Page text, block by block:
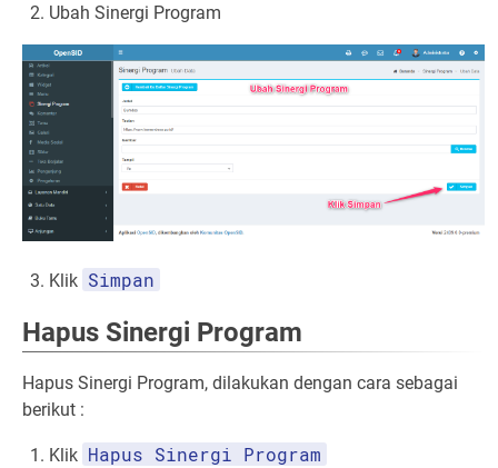
Ubah Sinergi Program
Klik Simpan
Hapus Sinergi Program
Hapus Sinergi Program, dilakukan dengan cara sebagai
berikut :
Klik Hapus Sinergi Program